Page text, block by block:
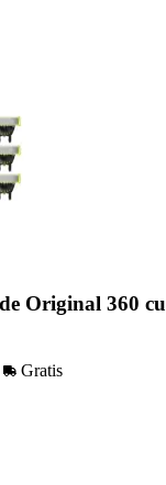
Original 360
Gratis